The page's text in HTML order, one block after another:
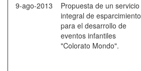
9-ago-2013
Propuesta de un servicio
integral de esparcimiento
para el desarrollo de
eventos infantiles
"Colorato Mondo".